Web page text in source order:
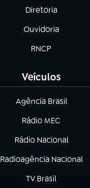
Diretoria
(abre em nova aba)
Ouvidoria
(abre em nova aba)
RNCP
(abre em nova
Veículos
Agência Brasil
(abre em nova aba)
Rádio MEC
(abre em nova aba)
Rádio Nacional
Radioagência Nacional
(abre em nova aba)
TV Brasil
(abre em nova